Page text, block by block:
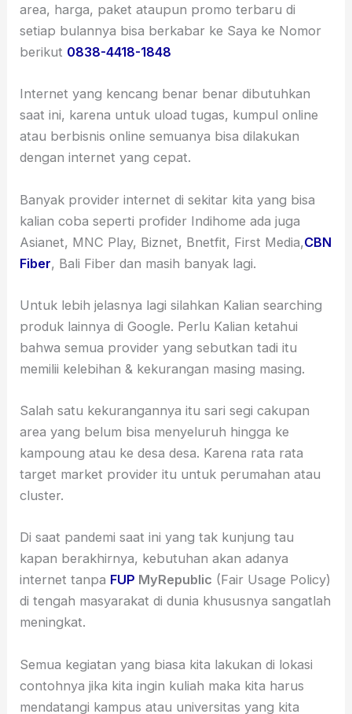
area, harga, paket ataupun promo terbaru di
setiap bulannya bisa berkabar ke Saya ke Nomor
berikut 0838-4418-1848
Internet yang kencang benar benar dibutuhkan
saat ini, karena untuk uload tugas, kumpul online
atau berbisnis online semuanya bisa dilakukan
dengan internet yang cepat.
Banyak provider internet di sekitar kita yang bisa
kalian coba seperti profider Indihome ada juga
Asianet, MNC Play, Biznet, Bnetfit, First Media,CBN
Fiber, Bali Fiber dan masih banyak lagi.
Untuk lebih jelasnya lagi silahkan Kalian searching
produk lainnya di Google. Perlu Kalian ketahui
bahwa semua provider yang sebutkan tadi itu
memilii kelebihan & kekurangan masing masing.
Salah satu kekurangannya itu sari segi cakupan
area yang belum bisa menyeluruh hingga ke
kampoung atau ke desa desa. Karena rata rata
target market provider itu untuk perumahan atau
cluster.
Di saat pandemi saat ini yang tak kunjung tau
kapan berakhirnya, kebutuhan akan adanya
internet tanpa FUP MyRepublic (Fair Usage Policy)
di tengah masyarakat di dunia khususnya sangatlah
meningkat.
Semua kegiatan yang biasa kita lakukan di lokasi
contohnya jika kita ingin kuliah maka kita harus
mendatangi kampus atau universitas yang kita